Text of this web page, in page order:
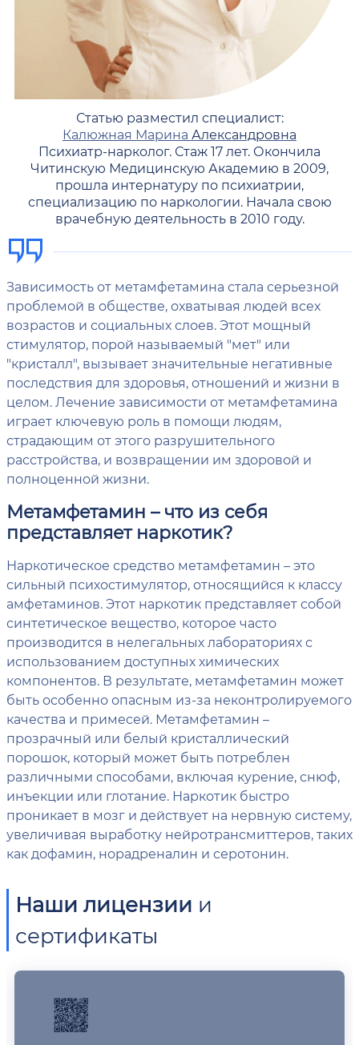
Статью разместил специалист:
Калюжная Марина Александровна
Психиатр-нарколог. Стаж 17 лет. Окончила
Читинскую Медицинскую Академию в 2009,
прошла интернатуру по психиатрии,
специализацию по наркологии. Начала свою
врачебную деятельность в 2010 году.
Зависимость от метамфетамина стала серьезной
проблемой в обществе, охватывая людей всех
возрастов и социальных слоев. Этот мощный
стимулятор, порой называемый "мет" или
"кристалл", вызывает значительные негативные
последствия для здоровья, отношений и жизни в
целом. Лечение зависимости от метамфетамина
играет ключевую роль в помощи людям,
страдающим от этого разрушительного
расстройства, и возвращении им здоровой и
полноценной жизни.
Метамфетамин – что из себя
представляет наркотик?
Наркотическое средство метамфетамин – это
сильный психостимулятор, относящийся к классу
амфетаминов. Этот наркотик представляет собой
синтетическое вещество, которое часто
производится в нелегальных лабораториях с
использованием доступных химических
компонентов. В результате, метамфетамин может
быть особенно опасным из-за неконтролируемого
качества и примесей. Метамфетамин –
прозрачный или белый кристаллический
порошок, который может быть потреблен
различными способами, включая курение, снюф,
инъекции или глотание. Наркотик быстро
проникает в мозг и действует на нервную систему,
увеличивая выработку нейротрансмиттеров, таких
как дофамин, норадреналин и серотонин.
Наши лицензии и
сертификаты